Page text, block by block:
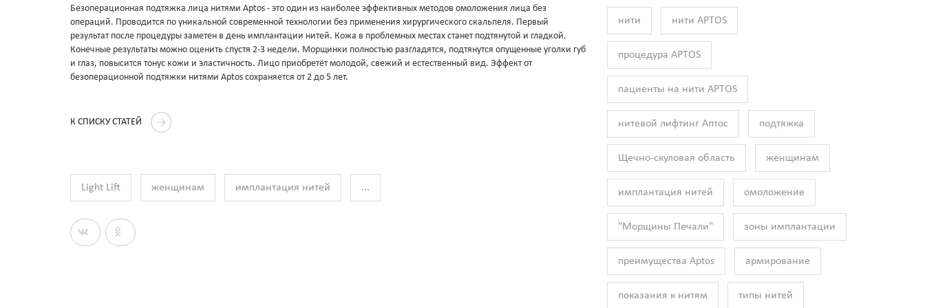
Безоперационная подтяжка лица нитями Aptos - это один из наиболее эффективных методов омоложения лица без
операций. Проводится по уникальной современной технологии без применения хирургического скальпеля. Первый
результат после процедуры заметен в день имплантации нитей. Кожа в проблемных местах станет подтянутой и гладкой.
Конечные результаты можно оценить спустя 2-3 недели. Морщинки полностью разгладятся, подтянутся опущенные уголки губ
и глаз, повысится тонус кожи и эластичность. Лицо приобретёт молодой, свежий и естественный вид. Эффект от
безоперационной подтяжки нитями Aptos сохраняется от 2 до 5 лет.
К СПИСКУ СТАТЕЙ
Light Lift женщинам имплантация нитей ...
нити нити APTOS
процедура APTOS
пациенты на нити APTOS
нитевой лифтинг Аптос подтяжка
Щечно-скуловая область женщинам
имплантация нитей омоложение
"Морщины Печали" зоны имплантации
преимущества Aptos армирование
показания к нитям типы нитей